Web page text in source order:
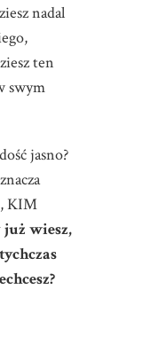
nadal
ten
swym
jasno?
KIM
już wiesz,